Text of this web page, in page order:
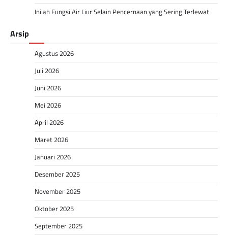
Inilah Fungsi Air Liur Selain Pencernaan yang Sering Terlewat
Arsip
Agustus 2026
Juli 2026
Juni 2026
Mei 2026
April 2026
Maret 2026
Januari 2026
Desember 2025
November 2025
Oktober 2025
September 2025